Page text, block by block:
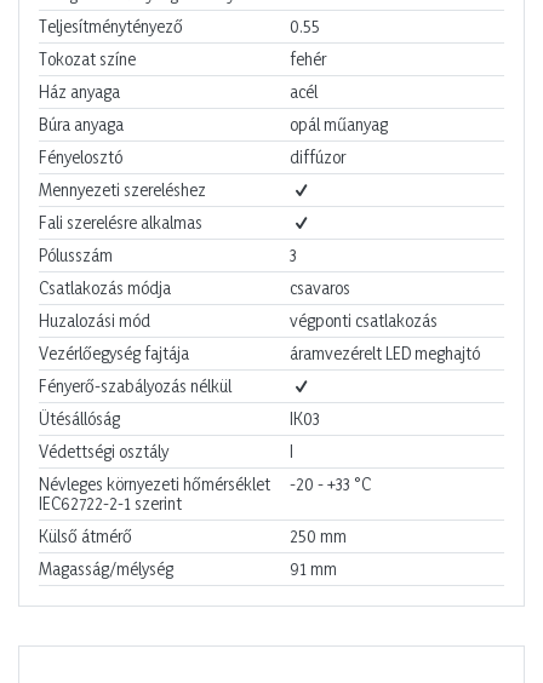
Teljesítménytényező
0.55
Tokozat színe
fehér
Ház anyaga
acél
Búra anyaga
opál műanyag
Fényelosztó
diffúzor
Mennyezeti szereléshez
Fali szerelésre alkalmas
Pólusszám
3
Csatlakozás módja
csavaros
Huzalozási mód
végponti csatlakozás
Vezérlőegység fajtája
áramvezérelt LED meghajtó
Fényerő-szabályozás nélkül
Ütésállóság
IK03
Védettségi osztály
I
Névleges környezeti hőmérséklet
IEC62722-2-1 szerint
-20 - +33 °C
Külső átmérő 250 mm
Magasság/mélység
91 mm